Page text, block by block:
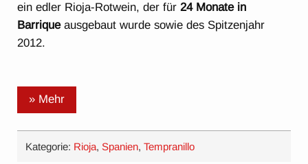
ein edler Rioja-Rotwein, der für24 Monate in
Barriqueausgebaut wurde sowie des Spitzenjahr
2012.
» Mehr
Kategorie: Rioja,Spanien,Tempranillo